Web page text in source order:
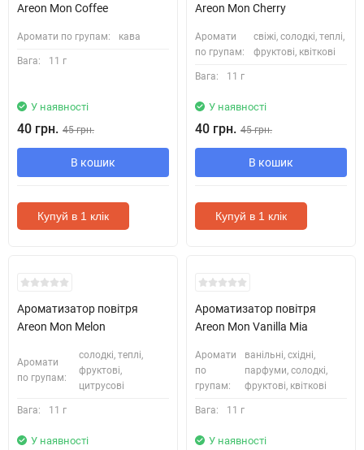
Areon Mon Coffee
Аромати по групам: кава
Вага: 11 г
У наявності
40 грн. 45 грн.
В кошик
Купуй в 1 клік
Areon Mon Cherry
Аромати
по групам:
свіжі, солодкі, теплі,
фруктові, квіткові
Вага: 11 г
У наявності
40 грн. 45 грн.
В кошик
Купуй в 1 клік
Ароматизатор повітря
Areon Mon Melon
Аромати
по групам:
солодкі, теплі,
фруктові,
цитрусові
Вага: 11 г
У наявності
Ароматизатор повітря
Areon Mon Vanilla Mia
Аромати
по
групам:
ванільні, східні,
парфуми, солодкі,
фруктові, квіткові
Вага: 11 г
У наявності